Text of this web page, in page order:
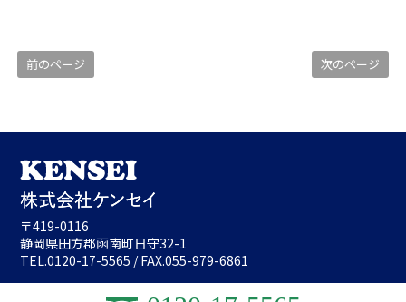
前のページ 次のページ
〒419-0116
静岡県田方郡函南町日守32-1
TEL.0120-17-5565 / FAX.055-979-6861